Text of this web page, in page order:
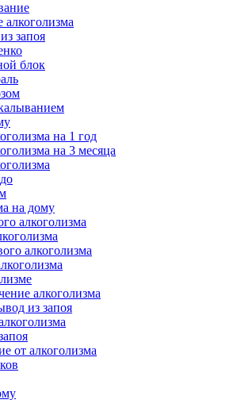
запоя
блок
на 1 год
на 3 месяца
на дому
алкоголизма
алкоголизма
алкоголизма
из запоя
от алкоголизма